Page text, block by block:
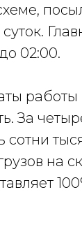
02:00.
За
сотни
на